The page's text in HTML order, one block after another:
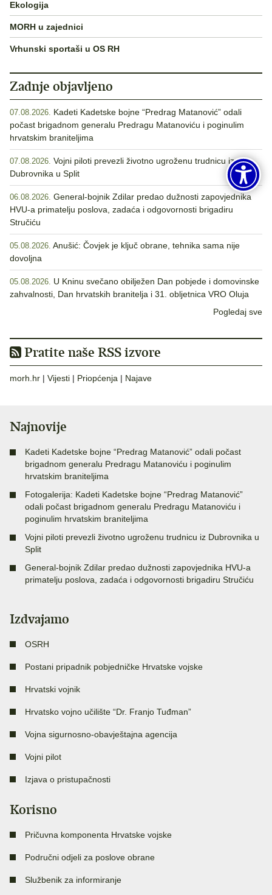
Ekologija
MORH u zajednici
Vrhunski sportaši u OS RH
Zadnje objavljeno
07.08.2026. Kadeti Kadetske bojne “Predrag Matanović” odali
počast brigadnom generalu Predragu Matanoviću i poginulim
hrvatskim braniteljima
07.08.2026. Vojni piloti prevezli životno ugroženu trudnicu iz
Dubrovnika u Split
06.08.2026. General-bojnik Zdilar predao dužnosti zapovjednika
HVU-a primatelju poslova, zadaća i odgovornosti brigadiru
Stručiću
05.08.2026. Anušić: Čovjek je ključ obrane, tehnika sama nije
dovoljna
05.08.2026. U Kninu svečano obilježen Dan pobjede i domovinske
zahvalnosti, Dan hrvatskih branitelja i 31. obljetnica VRO Oluja
Pogledaj sve
Pratite naše RSS izvore
morh.hr | Vijesti | Priopćenja | Najave
Najnovije
Kadeti Kadetske bojne “Predrag Matanović” odali počast
brigadnom generalu Predragu Matanoviću i poginulim
hrvatskim braniteljima
Fotogalerija: Kadeti Kadetske bojne “Predrag Matanović”
odali počast brigadnom generalu Predragu Matanoviću i
poginulim hrvatskim braniteljima
Vojni piloti prevezli životno ugroženu trudnicu iz Dubrovnika u
Split
General-bojnik Zdilar predao dužnosti zapovjednika HVU-a
primatelju poslova, zadaća i odgovornosti brigadiru Stručiću
Izdvajamo
OSRH
Postani pripadnik pobjedničke Hrvatske vojske
Hrvatski vojnik
Hrvatsko vojno učilište “Dr. Franjo Tuđman”
Vojna sigurnosno-obavještajna agencija
Vojni pilot
Izjava o pristupačnosti
Korisno
Pričuvna komponenta Hrvatske vojske
Područni odjeli za poslove obrane
Službenik za informiranje